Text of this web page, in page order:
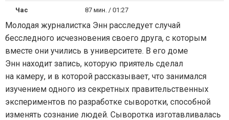
Час 87 мин. / 01:27
Молодая журналистка Энн расследует случай
бесследного исчезновения своего друга, с которым
вместе они учились в университете. В его доме
Энн находит запись, которую приятель сделал
на камеру, и в которой рассказывает, что занимался
изучением одного из секретных правительственных
экспериментов по разработке сыворотки, способной
изменять сознание людей. Сыворотка изготавливалась